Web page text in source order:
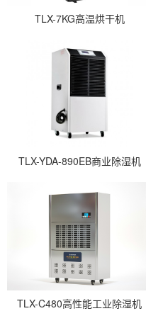
TLX-7KG高温烘干机
TLX-YDA-890EB商业除湿机
TLX-C480高性能工业除湿机